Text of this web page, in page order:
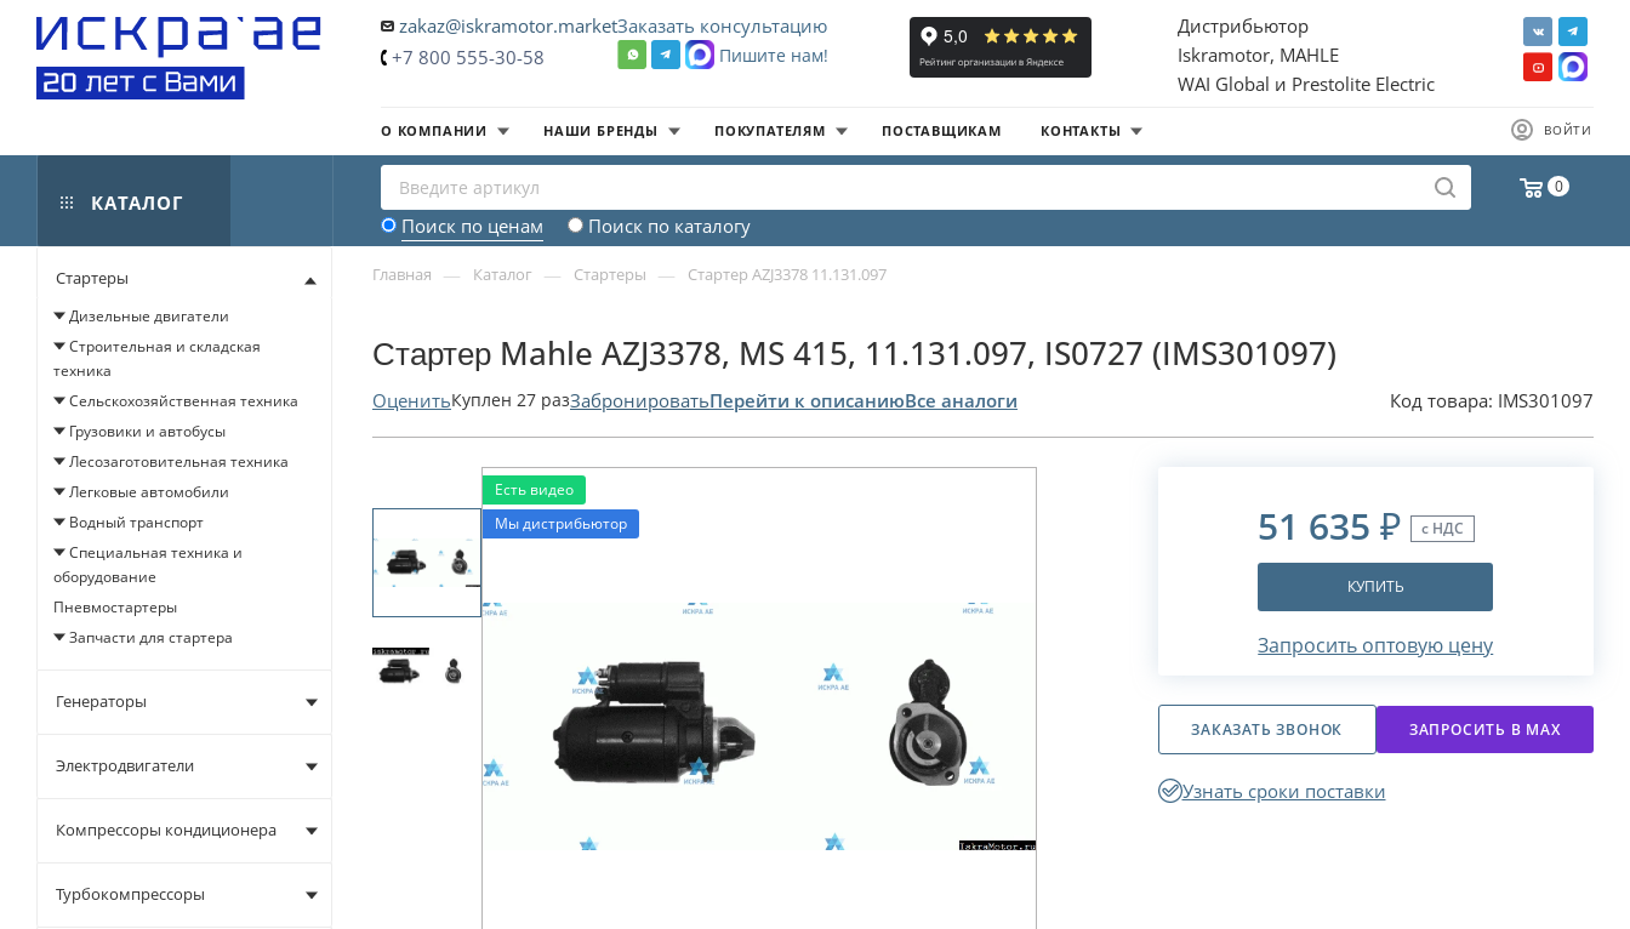
zakaz@iskramotor.market
+7 800 555-30-58
Заказать консультацию
Пишите нам!
Дистрибьютор
Iskramotor, MAHLE
WAI Global и Prestolite Electric
ВОЙТИ
О КОМПАНИИ НАШИ БРЕНДЫ ПОКУПАТЕЛЯМ ПОСТАВЩИКАМ КОНТАКТЫ
0
КАТАЛОГ
Поиск по ценам Поиск по каталогу
Главная — Каталог — Стартеры — Стартер AZJ3378 11.131.097
Стартер Mahle AZJ3378, MS 415, 11.131.097, IS0727 (IMS301097)
ОценитьКуплен 27 разЗабронироватьПерейти к описаниюВсе аналоги Код товара: IMS301097
Есть видео
Мы дистрибьютор
51 635 ₽ с НДС
КУПИТЬ
Запросить оптовую цену
ЗАКАЗАТЬ ЗВОНОК ЗАПРОСИТЬ В МАХ
Узнать сроки поставки
Стартеры
Дизельные двигатели
Строительная и складская
техника
Сельскохозяйственная техника
Грузовики и автобусы
Лесозаготовительная техника
Легковые автомобили
Водный транспорт
Специальная техника и
оборудование
Пневмостартеры
Запчасти для стартера
Генераторы
Электродвигатели
Компрессоры кондиционера
Турбокомпрессоры